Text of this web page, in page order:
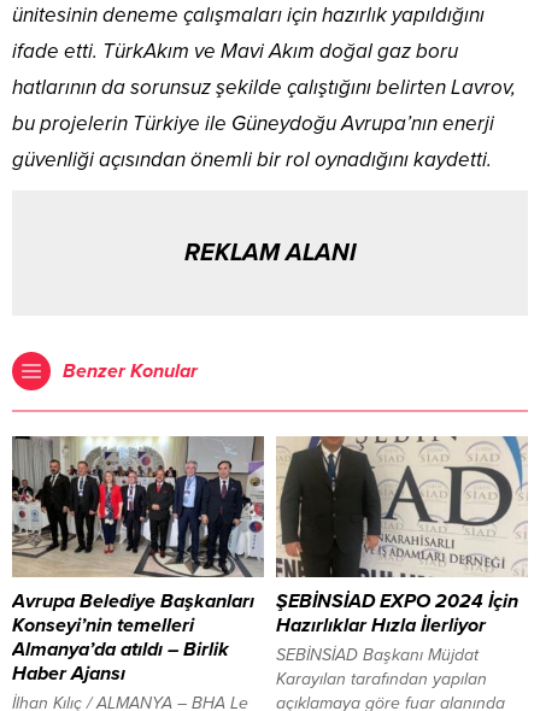
ünitesinin deneme çalışmaları için hazırlık yapıldığını
ifade etti. TürkAkım ve Mavi Akım doğal gaz boru
hatlarının da sorunsuz şekilde çalıştığını belirten Lavrov,
bu projelerin Türkiye ile Güneydoğu Avrupa’nın enerji
güvenliği açısından önemli bir rol oynadığını kaydetti.
REKLAM ALANI
Benzer Konular
Avrupa Belediye Başkanları
Konseyi’nin temelleri
Almanya’da atıldı – Birlik
Haber Ajansı
İlhan Kılıç / ALMANYA – BHA Le
ŞEBİNSİAD EXPO 2024 İçin
Hazırlıklar Hızla İlerliyor
SEBİNSİAD Başkanı Müjdat
Karayılan tarafından yapılan
açıklamaya göre fuar alanında